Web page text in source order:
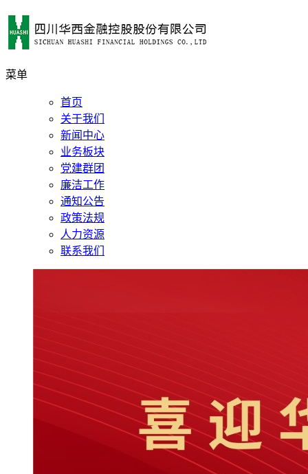
菜单
首页
关于我们
新闻中心
业务板块
党建群团
廉洁工作
通知公告
政策法规
人力资源
联系我们